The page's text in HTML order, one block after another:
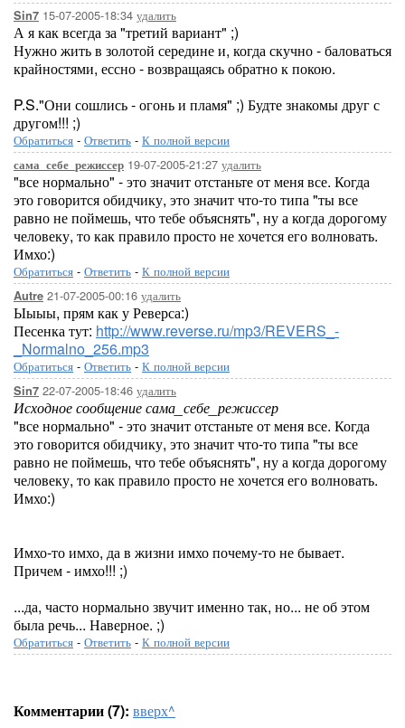
Sin7 15-07-2005-18:34 удалить
А я как всегда за "третий вариант" ;)
Нужно жить в золотой середине и, когда скучно - баловаться
крайностями, ессно - возвращаясь обратно к покою.
P.S."Они сошлись - огонь и пламя" ;) Будте знакомы друг с
другом!!! ;)
Обратиться - Ответить - К полной версии
сама_себе_режиссер 19-07-2005-21:27 удалить
"все нормально" - это значит отстаньте от меня все. Когда
это говорится обидчику, это значит что-то типа "ты все
равно не поймешь, что тебе объяснять", ну а когда дорогому
человеку, то как правило просто не хочется его волновать.
Имхо:)
Обратиться - Ответить - К полной версии
Autre 21-07-2005-00:16 удалить
Ыыыы, прям как у Реверса:)
Песенка тут: http://www.reverse.ru/mp3/REVERS_-
_Normalno_256.mp3
Обратиться - Ответить - К полной версии
Sin7 22-07-2005-18:46 удалить
Исходное сообщение сама_себе_режиссер
"все нормально" - это значит отстаньте от меня все. Когда
это говорится обидчику, это значит что-то типа "ты все
равно не поймешь, что тебе объяснять", ну а когда дорогому
человеку, то как правило просто не хочется его волновать.
Имхо:)
Имхо-то имхо, да в жизни имхо почему-то не бывает.
Причем - имхо!!! ;)
...да, часто нормально звучит именно так, но... не об этом
была речь... Наверное. ;)
Обратиться - Ответить - К полной версии
Комментарии (7): вверх^